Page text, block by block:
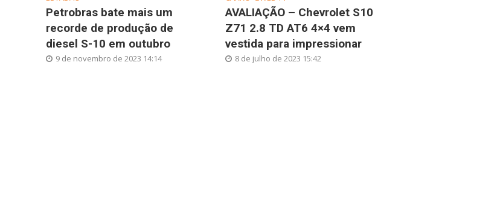
Petrobras bate mais um
recorde de produção de
diesel S-10 em outubro
9 de novembro de 2023 14:14
AVALIAÇÃO – Chevrolet S10
Z71 2.8 TD AT6 4×4 vem
vestida para impressionar
8 de julho de 2023 15:42